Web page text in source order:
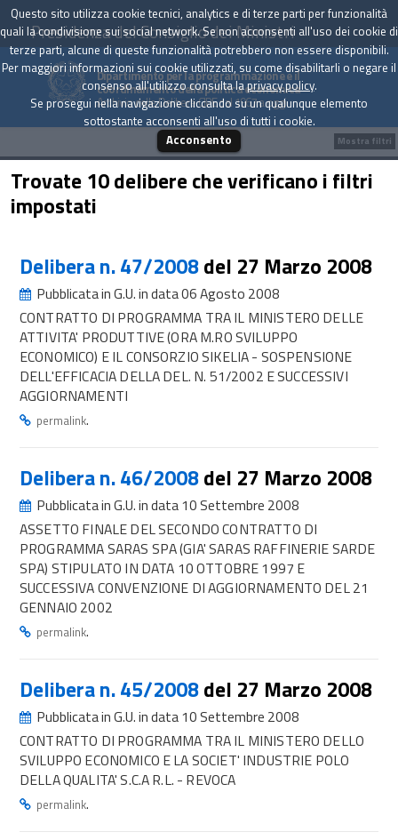
Presidenza del Consiglio dei Ministri
Dipartimento per la programmazione e il
coordinamento della politica economica
Archivio delle Delibere CIPE dal 1967 a oggi
Trovate 10 delibere che verificano i filtri
impostati
Delibera n. 47/2008del 27 Marzo 2008
Pubblicata in G.U. in data 06 Agosto 2008
CONTRATTO DI PROGRAMMA TRA IL MINISTERO DELLE
ATTIVITA' PRODUTTIVE (ORA M.RO SVILUPPO
ECONOMICO) E IL CONSORZIO SIKELIA - SOSPENSIONE
DELL'EFFICACIA DELLA DEL. N. 51/2002 E SUCCESSIVI
AGGIORNAMENTI
permalink.
Delibera n. 46/2008del 27 Marzo 2008
Pubblicata in G.U. in data 10 Settembre 2008
ASSETTO FINALE DEL SECONDO CONTRATTO DI
PROGRAMMA SARAS SPA (GIA' SARAS RAFFINERIE SARDE
SPA) STIPULATO IN DATA 10 OTTOBRE 1997 E
SUCCESSIVA CONVENZIONE DI AGGIORNAMENTO DEL 21
GENNAIO 2002
permalink.
Delibera n. 45/2008del 27 Marzo 2008
Pubblicata in G.U. in data 10 Settembre 2008
CONTRATTO DI PROGRAMMA TRA IL MINISTERO DELLO
SVILUPPO ECONOMICO E LA SOCIET' INDUSTRIE POLO
DELLA QUALITA' S.C.A R.L. - REVOCA
permalink.
Mostra filtri
Questo sito utilizza cookie tecnici, analytics e di terze parti per funzionalità
quali la condivisione sui social network. Se non acconsenti all'uso dei cookie di
terze parti, alcune di queste funzionalità potrebbero non essere disponibili.
Per maggiori informazioni sui cookie utilizzati, su come disabilitarli o negare il
consenso all'utilizzo consulta laprivacy policy.
Se prosegui nella navigazione cliccando su un qualunque elemento
sottostante acconsenti all'uso di tutti i cookie.
Acconsento